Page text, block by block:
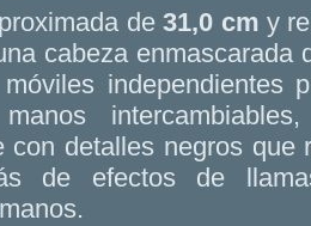
de31,0 cm y
cabeza enmascarada
independientes
con detalles negros que
de efectos de